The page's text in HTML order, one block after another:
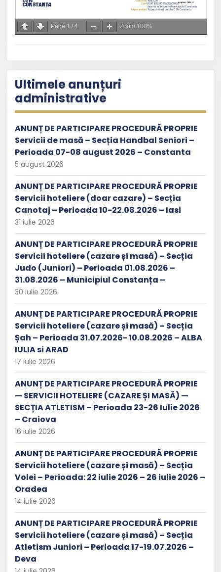
Page 1 / 4 Zoom 100%
Ultimele anunțuri
administrative
ANUNȚ DE PARTICIPARE PROCEDURĂ PROPRIE
Servicii de masă – Secția Handbal Seniori –
Perioada 07-08 august 2026 – Constanta
5 august 2026
ANUNȚ DE PARTICIPARE PROCEDURĂ PROPRIE
Servicii hoteliere (doar cazare) – Secția
Canotaj – Perioada 10-22.08.2026 – Iasi
31 iulie 2026
ANUNȚ DE PARTICIPARE PROCEDURĂ PROPRIE
Servicii hoteliere (cazare și masă) – Secția
Judo (Juniori) – Perioada 01.08.2026 –
31.08.2026 – Municipiul Constanța –
30 iulie 2026
ANUNȚ DE PARTICIPARE PROCEDURĂ PROPRIE
Servicii hoteliere (cazare și masă) – Secția
Șah – Perioada 31.07.2026- 10.08.2026 – ALBA
IULIA si ARAD
17 iulie 2026
ANUNȚ DE PARTICIPARE PROCEDURĂ PROPRIE
— SERVICII HOTELIERE (CAZARE ȘI MASĂ) —
SECȚIA ATLETISM – Perioada 23-26 Iulie 2026
– Craiova
16 iulie 2026
ANUNȚ DE PARTICIPARE PROCEDURĂ PROPRIE
Servicii hoteliere (cazare și masă) – Secția
Volei – Perioada: 22 iulie 2026 – 26 iulie 2026 –
Oradea
14 iulie 2026
ANUNȚ DE PARTICIPARE PROCEDURĂ PROPRIE
Servicii hoteliere (cazare și masă) – Secția
Atletism Juniori – Perioada 17-19.07.2026 –
Deva